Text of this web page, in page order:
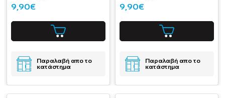
9,90€
Παραλαβή απο το
κατάστημα
9,90€
Παραλαβή απο το
κατάστημα